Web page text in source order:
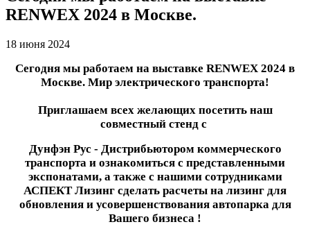
RENWEX 2024 в Москве.
18 июня 2024
Сегодня мы работаем на выставке RENWEX 2024 в
Москве. Мир электрического транспорта!
Приглашаем всех желающих посетить наш
совместный стенд с
Дунфэн Рус - Дистрибьютором коммерческого
транспорта и ознакомиться с представленными
экспонатами, а также с нашими сотрудниками
АСПЕКТ Лизинг сделать расчеты на лизинг для
обновления и усовершенствования автопарка для
Вашего бизнеса !